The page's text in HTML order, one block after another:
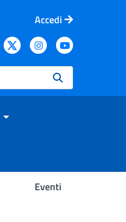
Accedi
Eventi